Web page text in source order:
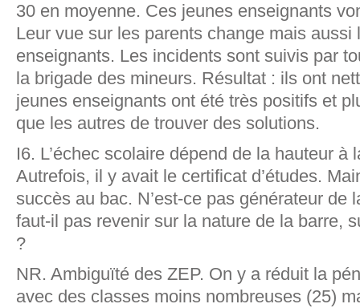
30 en moyenne. Ces jeunes enseignants
Leur vue sur les parents change mais
enseignants. Les incidents sont suivis par
la brigade des mineurs. Résultat : ils ont
jeunes enseignants ont été très positifs et
que les autres de trouver des solutions.
I6. L’échec scolaire dépend de la hauteur à
Autrefois, il y avait le certificat d’études.
succès au bac. N’est-ce pas générateur de
faut-il pas revenir sur la nature de la barre,
?
NR. Ambiguïté des ZEP. On y a réduit la
avec des classes moins nombreuses (25)